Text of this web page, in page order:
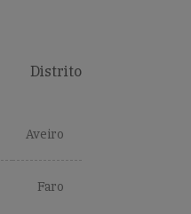
Distrito
Aveiro
Faro